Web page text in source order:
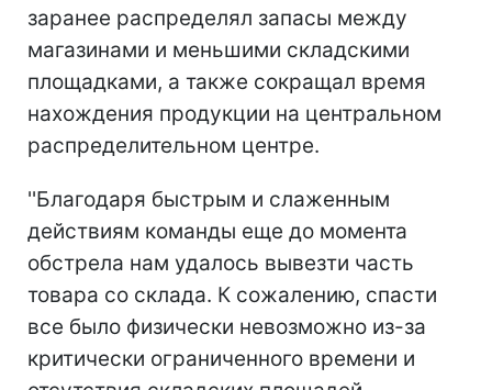
заранее распределял запасы между
магазинами и меньшими складскими
площадками, а также сокращал время
нахождения продукции на центральном
распределительном центре.
''Благодаря быстрым и слаженным
действиям команды еще до момента
обстрела нам удалось вывезти часть
товара со склада. К сожалению, спасти
все было физически невозможно из-за
критически ограниченного времени и